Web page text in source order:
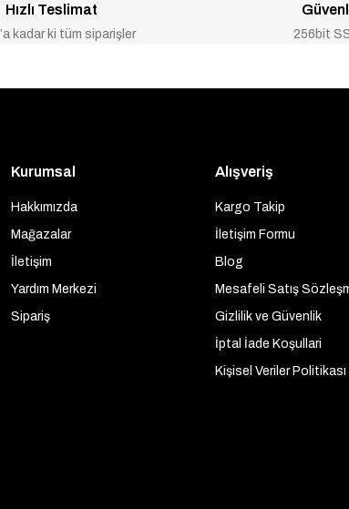
Hızlı Teslimat
kadar ki tüm siparişler 256bit
Kurumsal
Hakkımızda
Mağazalar
İletişim
Yardım Merkezi
Sipariş
Alışveriş
Kargo Takip
İletişim Formu
Blog
Mesafeli Satış
Gizlilik ve Güvenlik
İptal İade Koşullari
Kişisel Veriler Politikası